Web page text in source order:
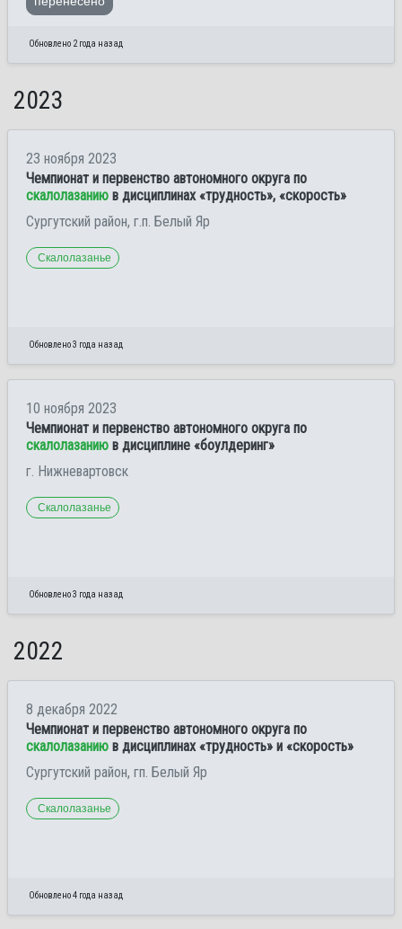
Обновлено 2 года назад
2023
23 ноября 2023
Чемпионат и первенство автономного округа по
скалолазанию в дисциплинах «трудность», «скорость»
Сургутский район, г.п. Белый Яр
Скалолазанье
Обновлено 3 года назад
10 ноября 2023
Чемпионат и первенство автономного округа по
скалолазанию в дисциплине «боулдеринг»
г. Нижневартовск
Скалолазанье
Обновлено 3 года назад
2022
8 декабря 2022
Чемпионат и первенство автономного округа по
скалолазанию в дисциплинах «трудность» и «скорость»
Сургутский район, гп. Белый Яр
Скалолазанье
Обновлено 4 года назад